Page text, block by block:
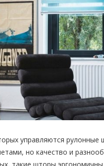
управляются рулонные
но качество и